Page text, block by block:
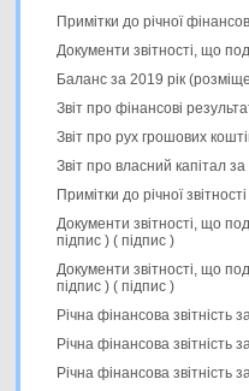
Примітки до річної
Документи звітності, що
Баланс за 2019 рік
Звіт про фінансові
Звіт про рух грошових
Звіт про власний капітал
Примітки до річної
Документи звітності, що
підпис ) ( підпис )
Документи звітності, що
підпис ) ( підпис )
Річна фінансова звітність
Річна фінансова звітність
Річна фінансова звітність